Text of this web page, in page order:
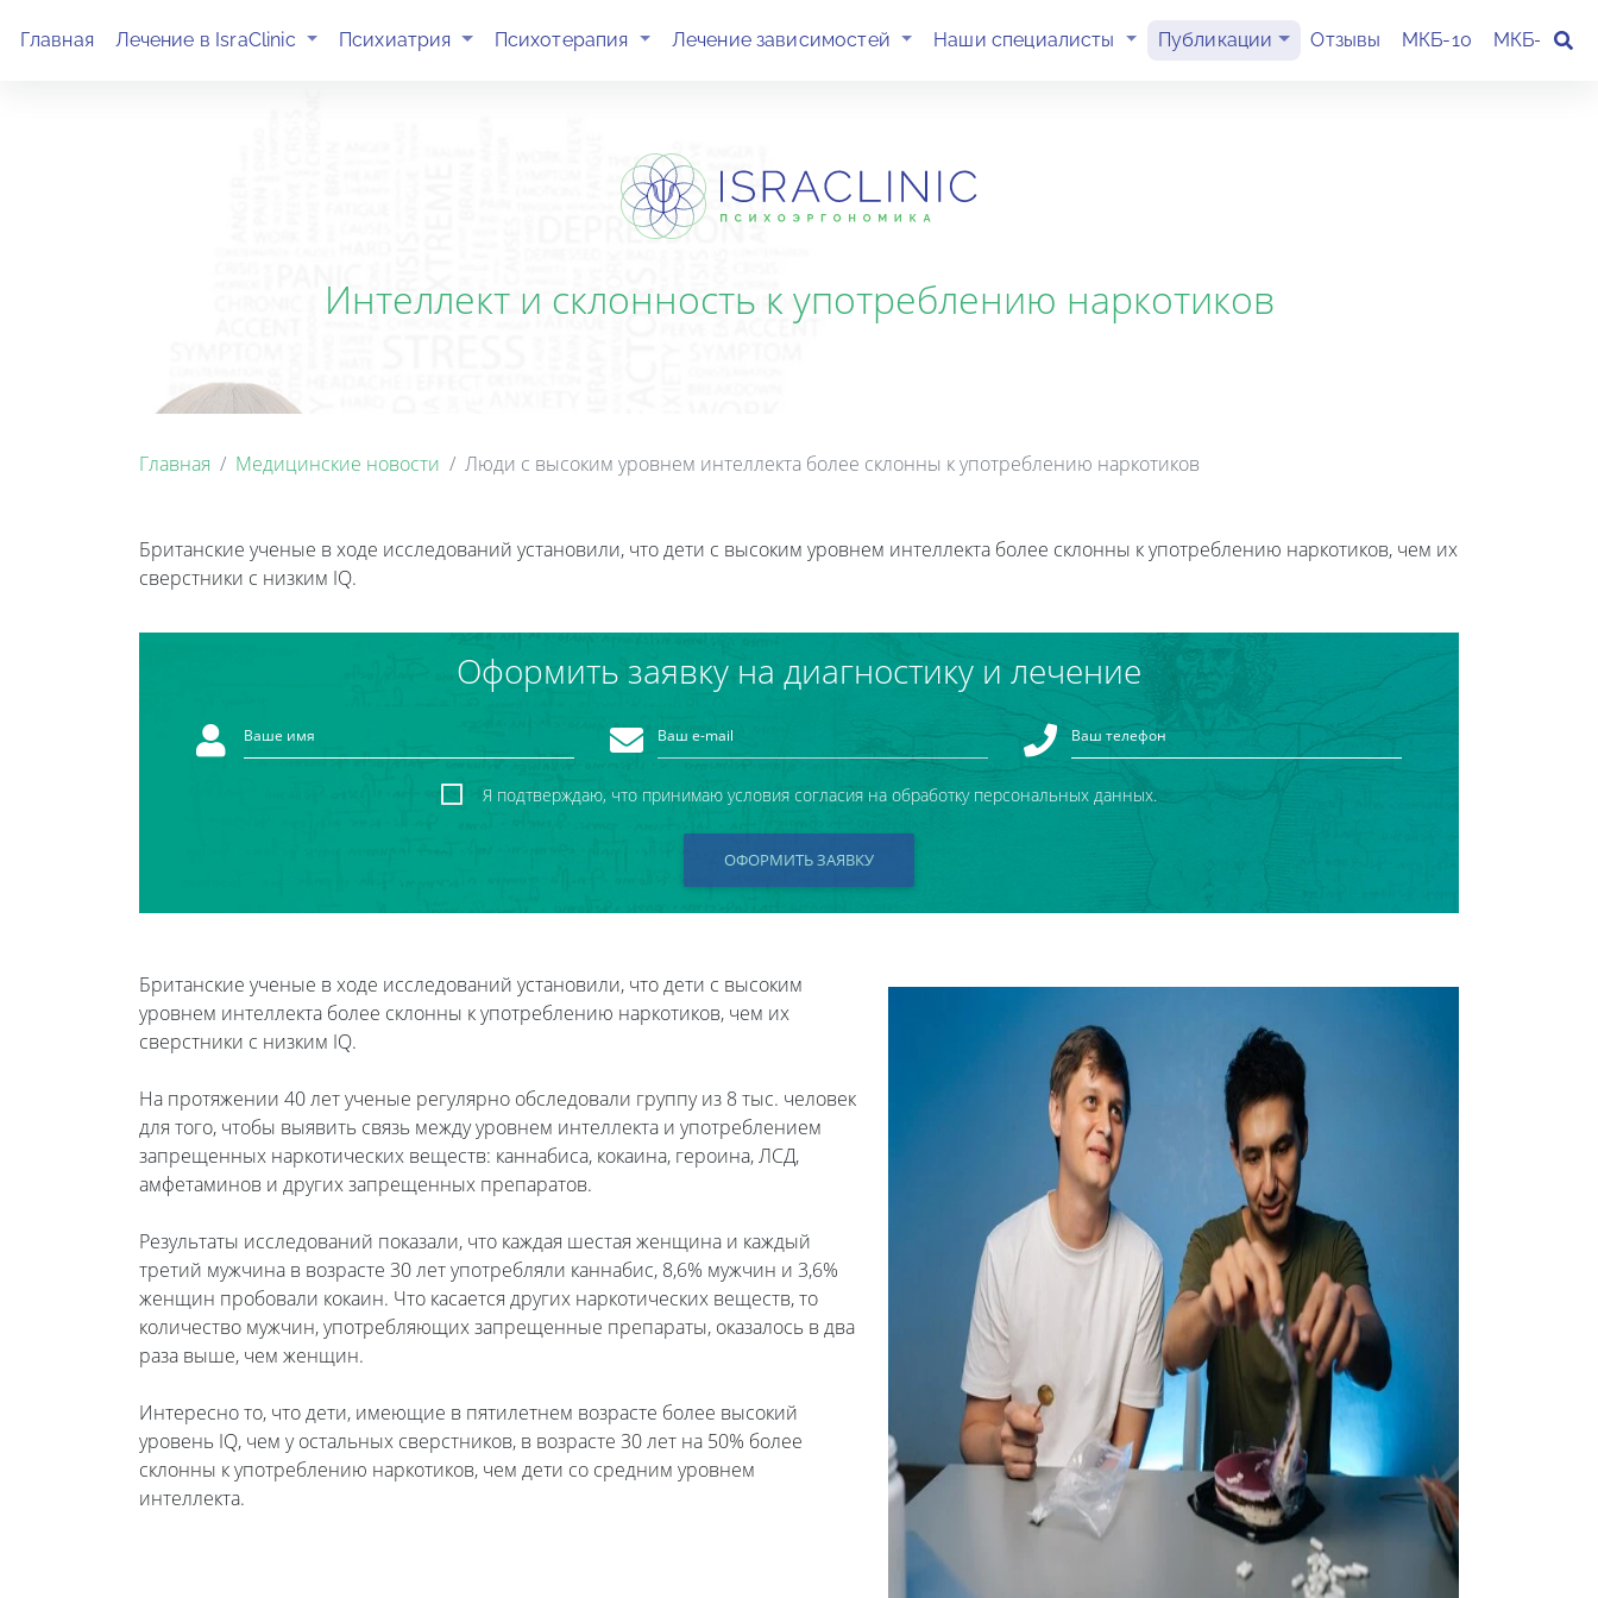
Главная Лечение в IsraClinic (current)Психиатрия (current)Психотерапия (current)Лечение зависимостей (current)Наши специалисты (current)Публикации Отзывы МКБ-10 МКБ-11
Интеллект и склонность к употреблению наркотиков
Главная Медицинские новости Люди с высоким уровнем интеллекта более склонны к употреблению наркотиков
Британские ученые в ходе исследований установили, что дети с высоким уровнем интеллекта более склонны к употреблению наркотиков, чем их
сверстники с низким IQ.
Оформить заявку на диагностику и лечение
Я подтверждаю, что принимаю условия согласия на обработку персональных данных.
ОФОРМИТЬ ЗАЯВКУ
Британские ученые в ходе исследований установили, что дети с высоким
уровнем интеллекта более склонны к употреблению наркотиков, чем их
сверстники с низким IQ.
На протяжении 40 лет ученые регулярно обследовали группу из 8 тыс. человек
для того, чтобы выявить связь между уровнем интеллекта и употреблением
запрещенных наркотических веществ: каннабиса, кокаина, героина, ЛСД,
амфетаминов и других запрещенных препаратов.
Результаты исследований показали, что каждая шестая женщина и каждый
третий мужчина в возрасте 30 лет употребляли каннабис, 8,6% мужчин и 3,6%
женщин пробовали кокаин. Что касается других наркотических веществ, то
количество мужчин, употребляющих запрещенные препараты, оказалось в два
раза выше, чем женщин.
Интересно то, что дети, имеющие в пятилетнем возрасте более высокий
уровень IQ, чем у остальных сверстников, в возрасте 30 лет на 50% более
склонны к употреблению наркотиков, чем дети со средним уровнем
интеллекта.